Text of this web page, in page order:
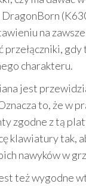
na
przełączniki, gdy
charakteru.
jest
to, że w
zgodne z tą
klawiatury tak,
nawyków w
też wygodne